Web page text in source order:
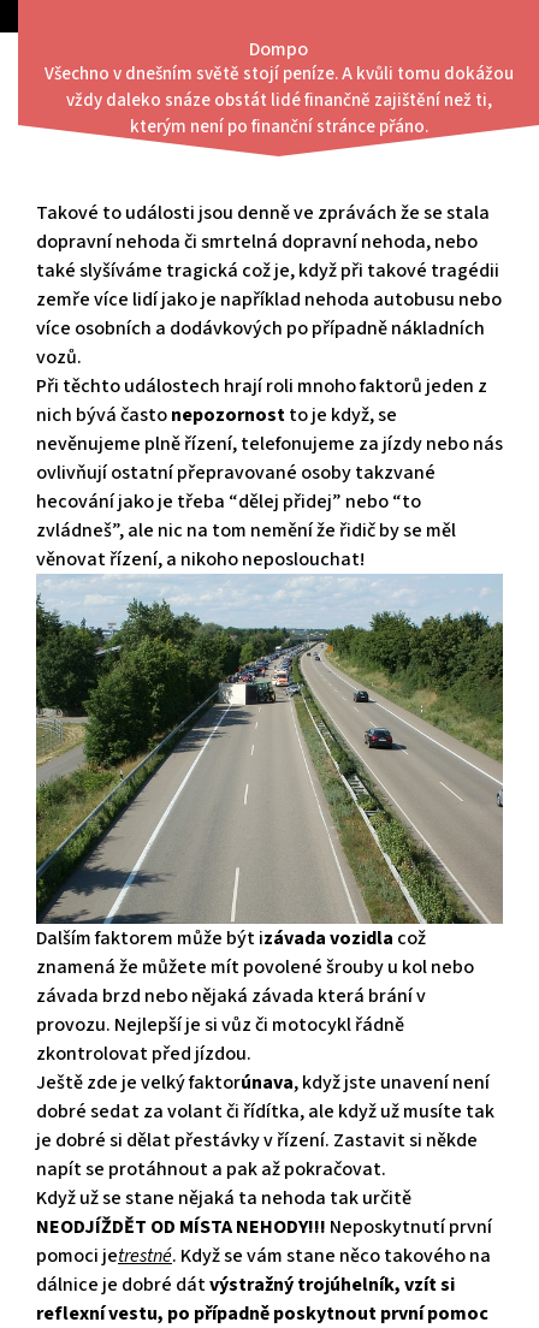
content
Dompo
Všechno v dnešním světě stojí peníze. A kvůli tomu dokážou
vždy daleko snáze obstát lidé finančně zajištění než ti,
kterým není po finanční stránce přáno.
Menu
Dopravní nehody
Takové to události jsou denně ve zprávách že se stala
dopravní nehoda či smrtelná dopravní nehoda, nebo
také slyšíváme tragická což je, když při takové tragédii
zemře více lidí jako je například nehoda autobusu nebo
více osobních a dodávkových po případně nákladních
vozů.
Při těchto událostech hrají roli mnoho faktorů jeden z
nich bývá častonepozornostto je když, se
nevěnujeme plně řízení, telefonujeme za jízdy nebo nás
ovlivňují ostatní přepravované osoby takzvané
hecování jako je třeba “dělej přidej” nebo “to
zvládneš”, ale nic na tom nemění že řidič by se měl
věnovat řízení, a nikoho neposlouchat!
Dalším faktorem může být izávada vozidla což
znamená že můžete mít povolené šrouby u kol nebo
závada brzd nebo nějaká závada která brání v
provozu. Nejlepší je si vůz či motocykl řádně
zkontrolovat před jízdou.
Ještě zde je velký faktorúnava, když jste unavení není
dobré sedat za volant či řídítka, ale když už musíte tak
je dobré si dělat přestávky v řízení. Zastavit si někde
napít se protáhnout a pak až pokračovat.
Když už se stane nějaká ta nehoda tak určitě
NEODJÍŽDĚT OD MÍSTA NEHODY!!! Neposkytnutí první
pomoci jetrestné. Když se vám stane něco takového na
dálnice je dobré dátvýstražný trojúhelník, vzít si
reflexní vestu, po případně poskytnout první pomoc